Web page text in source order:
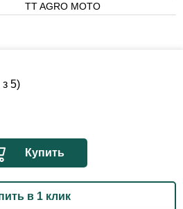
TT AGRO MOTO
з 5)
Купить
в 1 клик